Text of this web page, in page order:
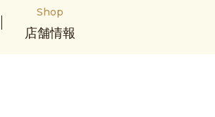
Shop
店舗情報